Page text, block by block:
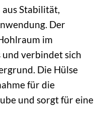
Stabilität,
Der
im
verbindet sich
Die Hülse
für die
und sorgt für eine